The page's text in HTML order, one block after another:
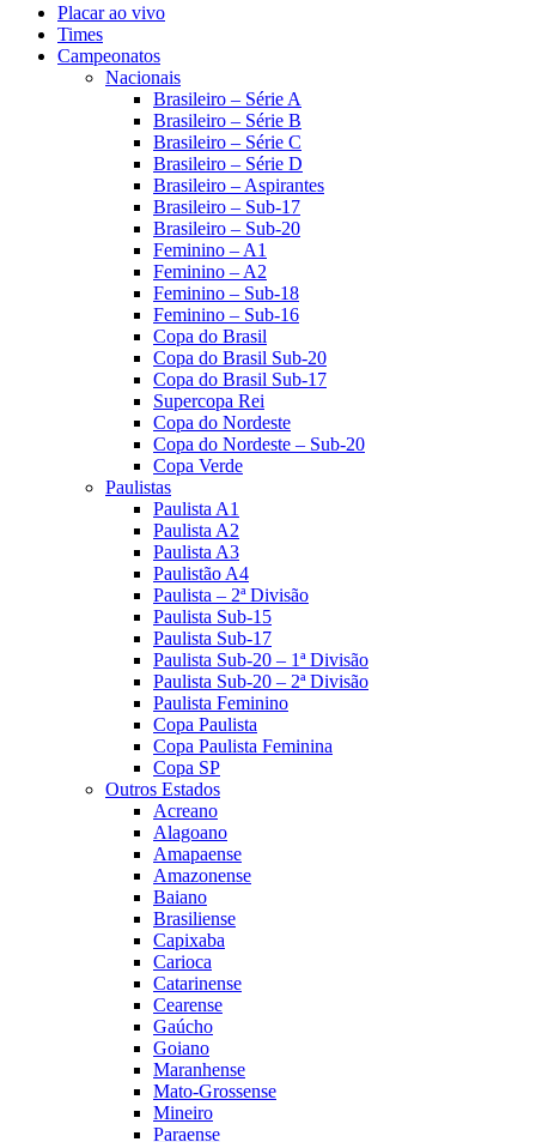
Placar ao vivo
Times
Campeonatos
Nacionais
Brasileiro – Série A
Brasileiro – Série B
Brasileiro – Série C
Brasileiro – Série D
Brasileiro – Aspirantes
Brasileiro – Sub-17
Brasileiro – Sub-20
Feminino – A1
Feminino – A2
Feminino – Sub-18
Feminino – Sub-16
Copa do Brasil
Copa do Brasil Sub-20
Copa do Brasil Sub-17
Supercopa Rei
Copa do Nordeste
Copa do Nordeste – Sub-20
Copa Verde
Paulistas
Paulista A1
Paulista A2
Paulista A3
Paulistão A4
Paulista – 2ª Divisão
Paulista Sub-15
Paulista Sub-17
Paulista Sub-20 – 1ª Divisão
Paulista Sub-20 – 2ª Divisão
Paulista Feminino
Copa Paulista
Copa Paulista Feminina
Copa SP
Outros Estados
Acreano
Alagoano
Amapaense
Amazonense
Baiano
Brasiliense
Capixaba
Carioca
Catarinense
Cearense
Gaúcho
Goiano
Maranhense
Mato-Grossense
Mineiro
Paraense